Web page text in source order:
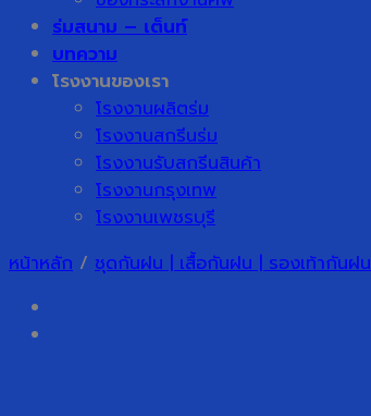
ร่มสนาม – เต็นท์
บทความ
โรงงานของเรา
โรงงานผลิตร่ม
โรงงานสกรีนร่ม
โรงงานรับสกรีนสินค้า
โรงงานกรุงเทพ
โรงงานเพชรบุรี
หน้าหลัก / ชุดกันฝน | เสื้อกันฝน | รองเท้ากันฝน